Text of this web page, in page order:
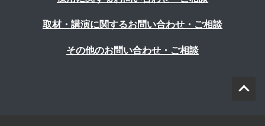
取材・講演に関するお問い合わせ・ご相談
その他のお問い合わせ・ご相談